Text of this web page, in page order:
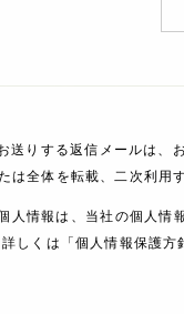
送りする返信メールは、
は全体を転載、二次利用
人情報は、当社の個人情
しくは「個人情報保護方